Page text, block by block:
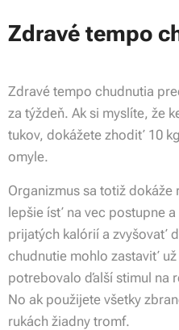
Zdravé tempo
Zdravé tempo chudnutia
za týždeň. Ak si myslíte, že
tukov, dokážete zhodiť 10
omyle.
Organizmus sa totiž
lepšie ísť na vec postupne
prijatých kalórií a zvyšovať
chudnutie mohlo zastaviť
potrebovalo ďalší stimul na
No ak použijete všetky
rukách žiadny tromf.